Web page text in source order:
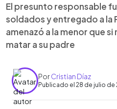
El presunto responsable
soldados y entregado a
amenazó a la menor que si
matar a su padre
PorCristian Díaz
Publicado el 28 de julio de